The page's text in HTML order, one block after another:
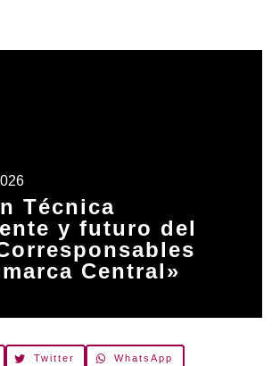
Técnica
y futuro del
Central»
Twitter WhatsApp